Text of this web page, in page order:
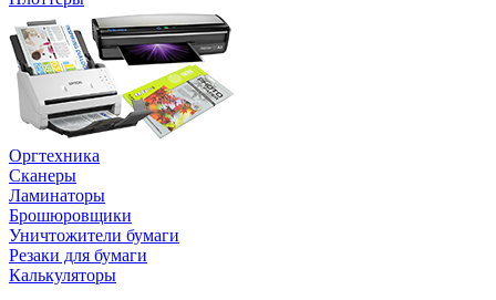
Оргтехника
Сканеры
Ламинаторы
Брошюровщики
Уничтожители бумаги
Резаки для бумаги
Калькуляторы